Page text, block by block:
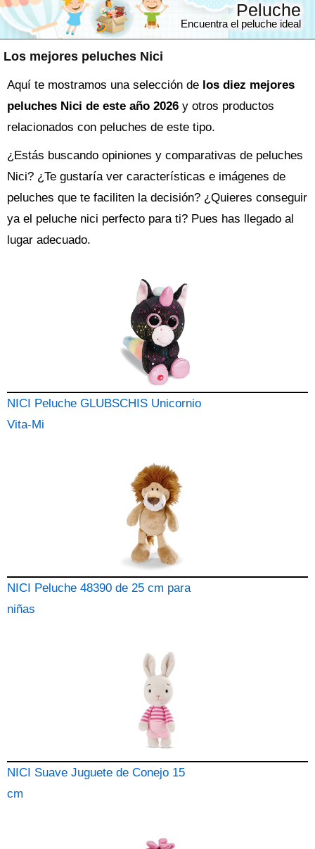
Los mejores peluches Nici
Peluche
Encuentra el peluche ideal
Aquí te mostramos una selección de los diez mejores
peluches Nici de este año 2026 y otros productos
relacionados con peluches de este tipo.
¿Estás buscando opiniones y comparativas de peluches
Nici? ¿Te gustaría ver características e imágenes de
peluches que te faciliten la decisión? ¿Quieres conseguir
ya el peluche nici perfecto para ti? Pues has llegado al
lugar adecuado.
NICI Peluche GLUBSCHIS Unicornio
Vita-Mi
NICI Peluche 48390 de 25 cm para
niñas
NICI Suave Juguete de Conejo 15
cm